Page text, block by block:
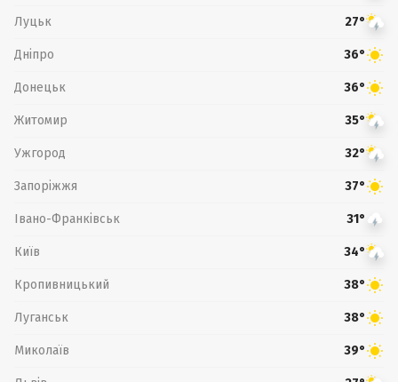
Луцьк 27°
Дніпро 36°
Донецьк 36°
Житомир 35°
Ужгород 32°
Запоріжжя 37°
Івано-Франківськ 31°
Київ 34°
Кропивницький 38°
Луганськ 38°
Миколаїв 39°